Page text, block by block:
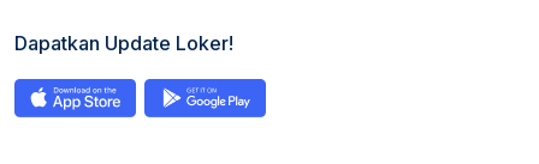
Dapatkan Update Loker!